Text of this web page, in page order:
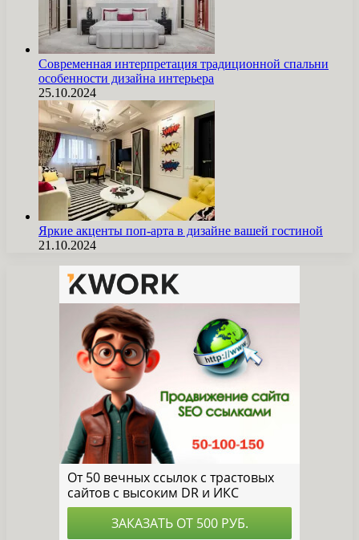
Современная интерпретация традиционной спальни
особенности дизайна интерьера
25.10.2024
Яркие акценты поп-арта в дизайне вашей гостиной
21.10.2024